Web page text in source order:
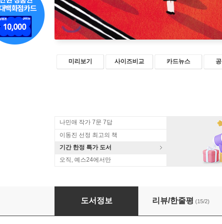
미리보기 사이즈비교 카드뉴스
나민애 작가 7문 7답
이동진 선정 최고의 책
기간 한정 특가 도서
오직, 예스24에서만
네 컵은 네가 씻어
도서정보 리뷰/한줄평 (15/2)